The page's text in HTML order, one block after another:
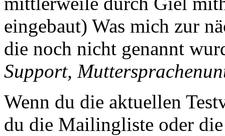
eingebaut) Was mich zur
die noch nicht genannt
Support,
Wenn du die aktuellen
du die Mailingliste oder